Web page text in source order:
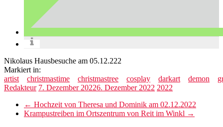
Nikolaus Hausbesuche am 05.12.222
Markiert in:
artist
christmastime christmastree cosplay darkart demon
Redakteur 7. Dezember 20226. Dezember 2022 2022
← Hochzeit von Theresa und Dominik am 02.12.2022
Krampustreiben im Ortszentrum von Reit im Winkl →